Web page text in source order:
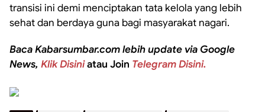
transisi ini demi menciptakan tata kelola yang lebih
sehat dan berdaya guna bagi masyarakat nagari.
Baca Kabarsumbar.com lebih update via Google
News, Klik Disiniatau Join Telegram Disini.